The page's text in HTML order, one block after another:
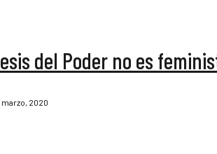
del Poder no es
marzo, 2020